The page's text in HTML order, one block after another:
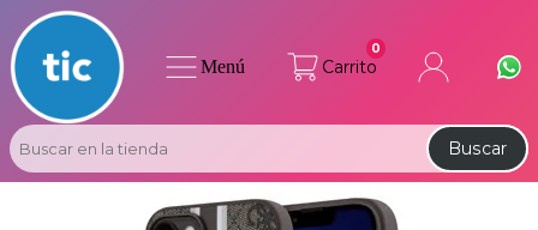
Carrito
0
Buscar
Menú